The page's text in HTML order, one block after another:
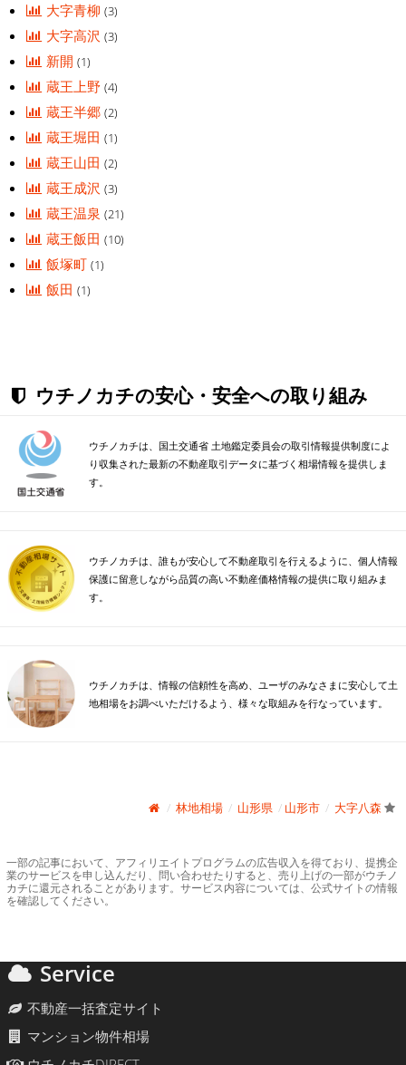
大字青柳(3)
大字高沢(3)
新開(1)
蔵王上野(4)
蔵王半郷(2)
蔵王堀田(1)
蔵王山田(2)
蔵王成沢(3)
蔵王温泉(21)
蔵王飯田(10)
飯塚町(1)
飯田(1)
ウチノカチの安心・安全への取り組み
ウチノカチは、国土交通省 土地鑑定委員会の取引情報提供制度によ
り収集された最新の不動産取引データに基づく相場情報を提供しま
す。
ウチノカチは、誰もが安心して不動産取引を行えるように、個人情報
保護に留意しながら品質の高い不動産価格情報の提供に取り組みま
す。
ウチノカチは、情報の信頼性を高め、ユーザのみなさまに安心して土
地相場をお調べいただけるよう、様々な取組みを行なっています。
林地相場 山形県 山形市 大字八森
一部の記事において、アフィリエイトプログラムの広告収入を得ており、提携企
業のサービスを申し込んだり、問い合わせたりすると、売り上げの一部がウチノ
カチに還元されることがあります。サービス内容については、公式サイトの情報
を確認してください。
Service
不動産一括査定サイト
マンション物件相場